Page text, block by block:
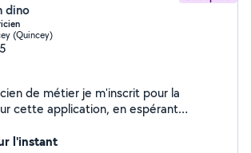
dino
(Quincey)
cette application, en espérant
aussi du particulier / appartement /
l'instant